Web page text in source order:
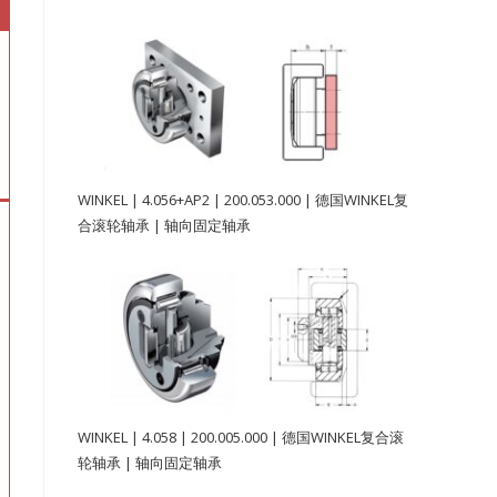
WINKEL | 4.056+AP2 | 200.053.000 | 德国WINKEL复
合滚轮轴承 | 轴向固定轴承
WINKEL | 4.058 | 200.005.000 | 德国WINKEL复合滚
轮轴承 | 轴向固定轴承